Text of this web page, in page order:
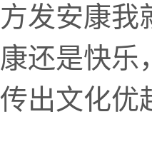
方发安康我
康还是快乐
传出文化优